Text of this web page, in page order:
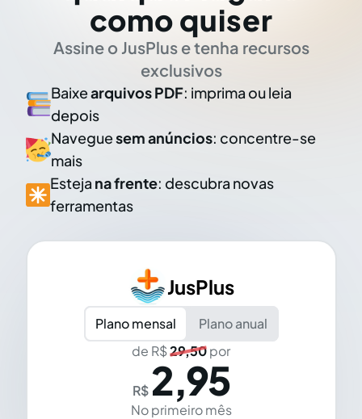
como quiser
Assine o JusPlus e tenha recursos
exclusivos
Baixearquivos PDF: imprima ou leia
depois
Naveguesem anúncios: concentre-se
mais
Esteja na frente: descubra novas
ferramentas
JusPlus
Plano mensal
Plano anual
de R$29,50por
R$ 2,95
No primeiro mês